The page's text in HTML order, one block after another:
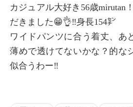
カジュアル大好き56歳mirutan
だきました😁👌‼️身長154㌢
ワイドパンツに合う着丈、
薄めで透けてないかな？的な
似合うわー‼️